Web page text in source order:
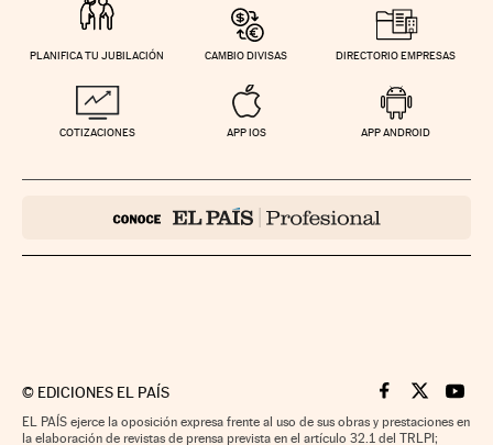
PLANIFICA TU JUBILACIÓN CAMBIO DIVISAS DIRECTORIO EMPRESAS
COTIZACIONES APP IOS APP ANDROID
© EDICIONES EL PAÍS Cinco Días en
Cinco Días
Cinco
EL PAÍS ejerce la oposición expresa frente al uso de sus obras y prestaciones en
la elaboración de revistas de prensa prevista en el artículo 32.1 del TRLPI;